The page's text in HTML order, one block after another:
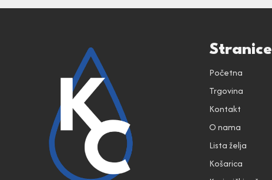
Stranice
Početna
Trgovina
Kontakt
O nama
Lista želja
Košarica